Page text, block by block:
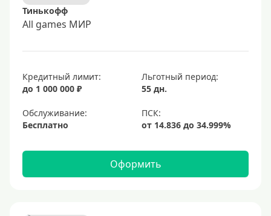
Тинькофф
All games МИР
Кредитный лимит:
до 1 000 000 ₽
Льготный период:
55 дн.
Обслуживание:
Бесплатно
Оформить